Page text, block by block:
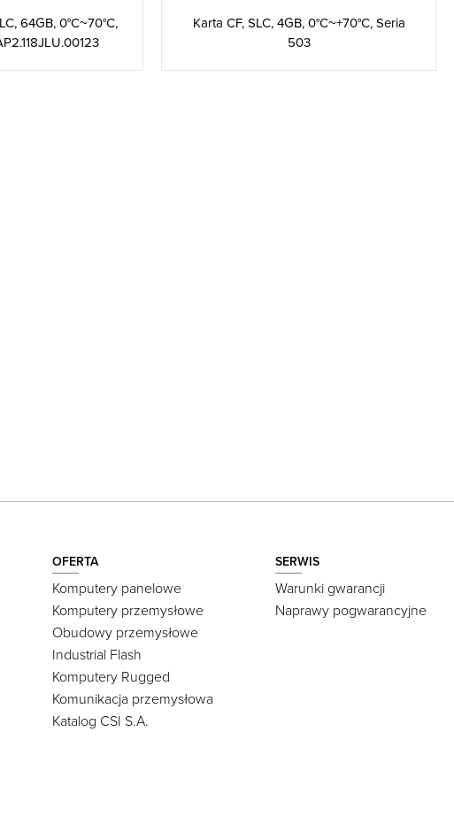
64GB, 0°C~70°C,
Karta CF, SLC, 4GB, 0°C~+70°C, Seria
503
OFERTA
Komputery panelowe
Komputery przemysłowe
Obudowy przemysłowe
Industrial Flash
Komputery Rugged
Komunikacja przemysłowa
Katalog CSI S.A.
SERWIS
Warunki gwarancji
Naprawy pogwarancyjne